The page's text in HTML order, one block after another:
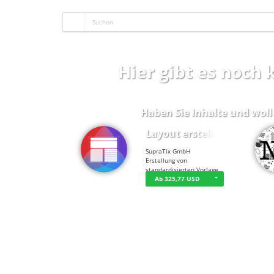
Hier gibt es
Haben Sie Inhalte und
Layout erstellen
SupraTix GmbH
Erstellung von
standardisierten Vorlage…
Ab 325,77 USD